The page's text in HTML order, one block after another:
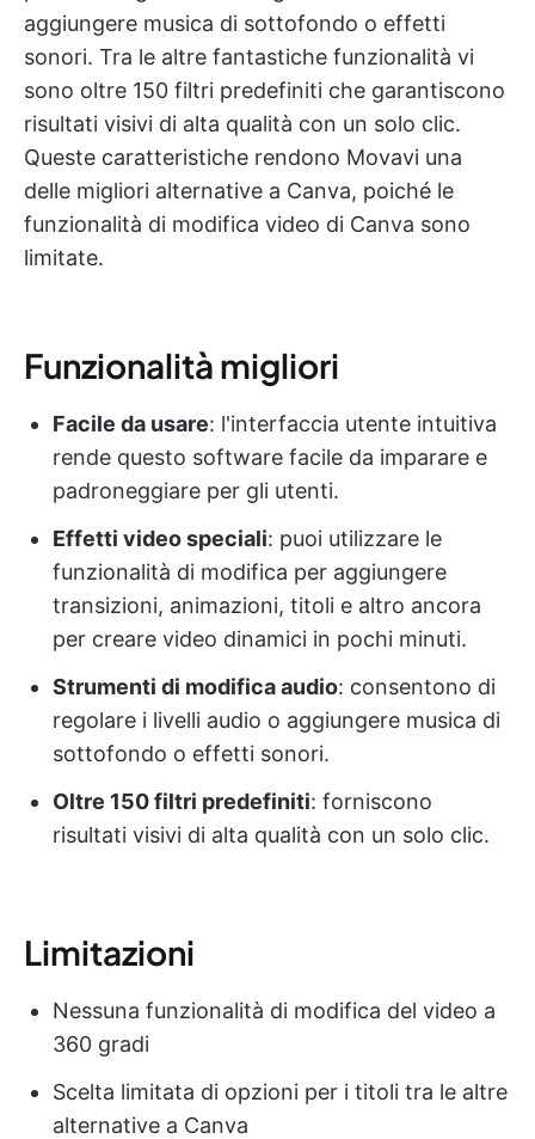
aggiungere musica di sottofondo o effetti
sonori. Tra le altre fantastiche funzionalità vi
sono oltre 150 filtri predefiniti che garantiscono
risultati visivi di alta qualità con un solo clic.
Queste caratteristiche rendono Movavi una
delle migliori alternative a Canva, poiché le
funzionalità di modifica video di Canva sono
limitate.
Funzionalità migliori
Facile da usare: l'interfaccia utente intuitiva
rende questo software facile da imparare e
padroneggiare per gli utenti.
Effetti video speciali: puoi utilizzare le
funzionalità di modifica per aggiungere
transizioni, animazioni, titoli e altro ancora
per creare video dinamici in pochi minuti.
Strumenti di modifica audio: consentono di
regolare i livelli audio o aggiungere musica di
sottofondo o effetti sonori.
Oltre 150 filtri predefiniti: forniscono
risultati visivi di alta qualità con un solo clic.
Limitazioni
Nessuna funzionalità di modifica del video a
360 gradi
Scelta limitata di opzioni per i titoli tra le altre
alternative a Canva